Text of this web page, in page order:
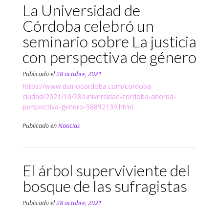
La Universidad de
Córdoba celebró un
seminario sobre La justicia
con perspectiva de género
Publicado el28 octubre, 2021
https://www.diariocordoba.com/cordoba-
ciudad/2021/10/28/universidad-cordoba-aborda-
perspectiva-genero-58892139.html
Publicado enNoticias
El árbol superviviente del
bosque de las sufragistas
Publicado el28 octubre, 2021